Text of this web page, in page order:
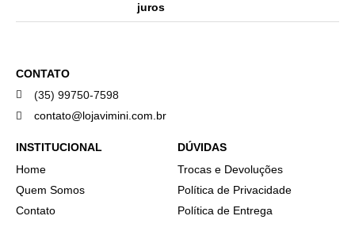
juros
CONTATO
(35) 99750-7598
contato@lojavimini.com.br
INSTITUCIONAL
Home
Quem Somos
Contato
DÚVIDAS
Trocas e Devoluções
Política de Privacidade
Política de Entrega